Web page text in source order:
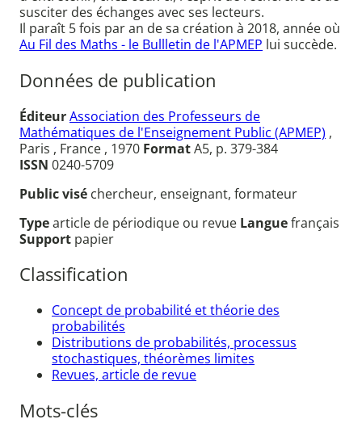
susciter des échanges avec ses lecteurs.
Il paraît 5 fois par an de sa création à 2018, année où
Au Fil des Maths - le Bullletin de l'APMEP lui succède.
Données de publication
ÉditeurAssociation des Professeurs de
Mathématiques de l'Enseignement Public (APMEP) ,
Paris , France , 1970 FormatA5, p. 379-384
ISSN 0240-5709
Public visé chercheur, enseignant, formateur
Typearticle de périodique ou revue Languefrançais
Support papier
Classification
Concept de probabilité et théorie des
probabilités
Distributions de probabilités, processus
stochastiques, théorèmes limites
Revues, article de revue
Mots-clés